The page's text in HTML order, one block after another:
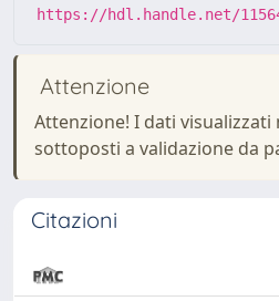
https://hdl.handle.net/
Attenzione
Attenzione! I dati visualizzati
sottoposti a validazione da
Citazioni